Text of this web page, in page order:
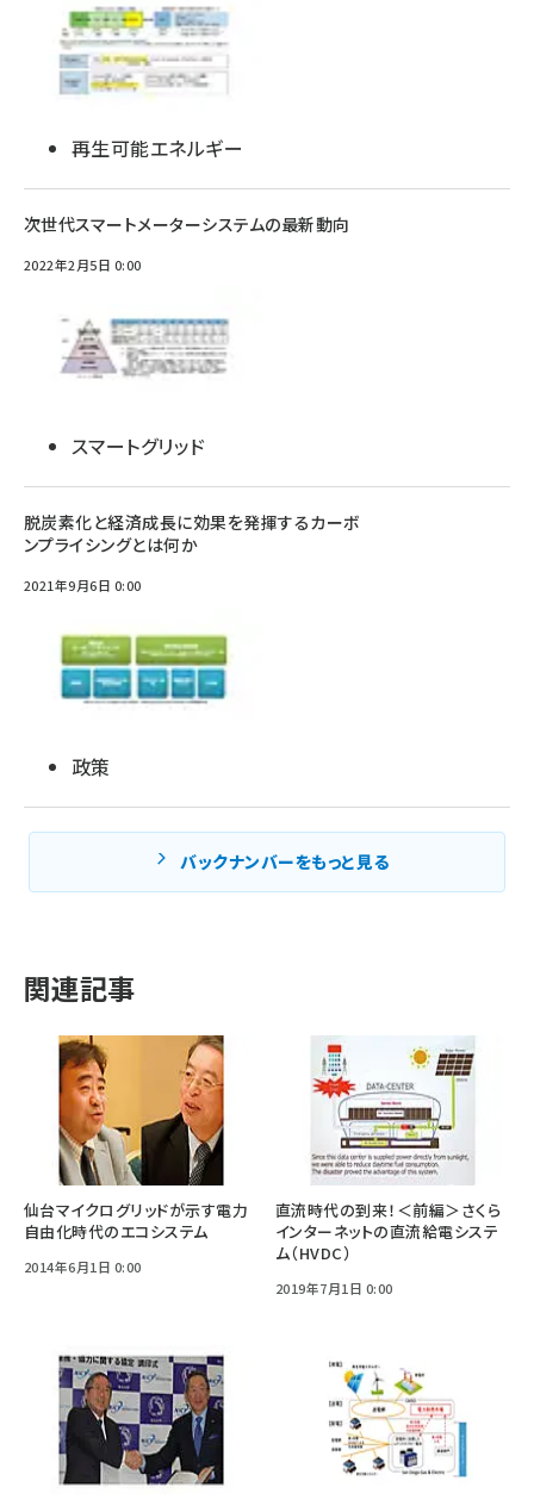
再生可能エネルギー
次世代スマートメーターシステムの最新動向
2022年2月5日 0:00
スマートグリッド
脱炭素化と経済成長に効果を発揮するカーボ
ンプライシングとは何か
2021年9月6日 0:00
政策
バックナンバーをもっと見る
関連記事
仙台マイクログリッドが示す電力
自由化時代のエコシステム
2014年6月1日 0:00
直流時代の到来！＜前編＞さくら
インターネットの直流給電システ
ム（HVDC）
2019年7月1日 0:00